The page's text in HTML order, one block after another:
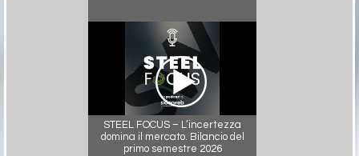
STEEL FOCUS – L’incertezza
domina il mercato. Bilancio del
primo semestre 2026